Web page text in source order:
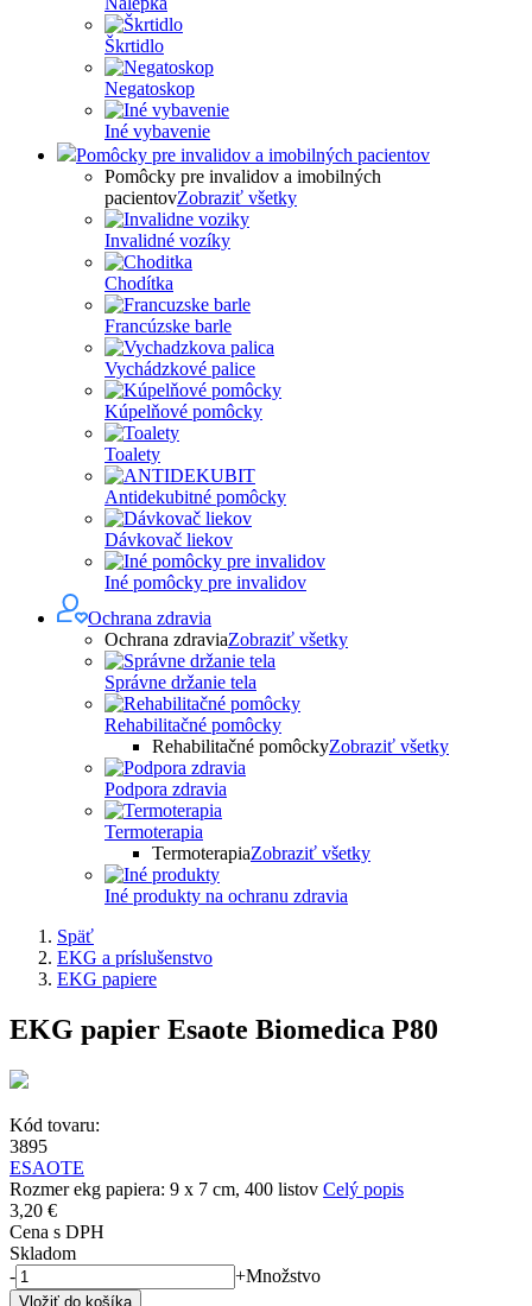
Škrtidlo
Negatoskop
Iné vybavenie
Pomôcky pre invalidov a imobilných pacientov
Pomôcky pre invalidov a imobilných
pacientovZobraziť všetky
Invalidné vozíky
Chodítka
Francúzske barle
Vychádzkové palice
Kúpelňové pomôcky
Toalety
Antidekubitné pomôcky
Dávkovač liekov
Iné pomôcky pre invalidov
Ochrana zdravia
Ochrana zdraviaZobraziť všetky
Správne držanie tela
Rehabilitačné pomôcky
Rehabilitačné pomôckyZobraziť všetky
Podpora zdravia
Termoterapia
TermoterapiaZobraziť všetky
Iné produkty na ochranu zdravia
Späť
EKG a príslušenstvo
EKG papiere
EKG papier Esaote Biomedica P80
Kód tovaru:
3895
ESAOTE
Rozmer ekg papiera: 9 x 7 cm, 400 listov Celý popis
3,20 €
Cena s DPH
Skladom
-
+Množstvo